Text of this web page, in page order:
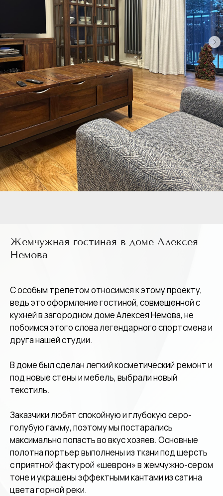
Жемчужная гостиная в доме Алексея
Немова
С особым трепетом относимся к этому проекту,
ведь это оформление гостиной, совмещенной с
кухней в загородном доме Алексея Немова, не
побоимся этого слова легендарного спортсмена и
друга нашей студии.
В доме был сделан легкий косметический ремонт и
под новые стены и мебель, выбрали новый
текстиль.
Заказчики любят спокойную и глубокую серо-
голубую гамму, поэтому мы постарались
максимально попасть во вкус хозяев. Основные
полотна портьер выполнены из ткани под шерсть
с приятной фактурой «шеврон» в жемчужно-сером
тоне и украшены эффектными кантами из сатина
цвета горной реки.